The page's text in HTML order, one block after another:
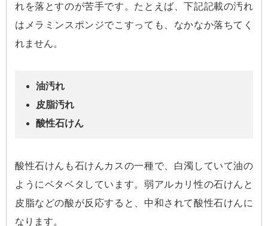
れを落とすのが苦手です。たとえば、下記記載の汚れ
はメラミンスポンジでこすっても、なかなか落ちてく
れません。
油汚れ
皮脂汚れ
酸性石けん
酸性石けんも石けんカスの一種で、白濁していて油の
ようにベタベタしています。弱アルカリ性の石けんと
皮脂などの酸が反応すると、中和されて酸性石けんに
なります。